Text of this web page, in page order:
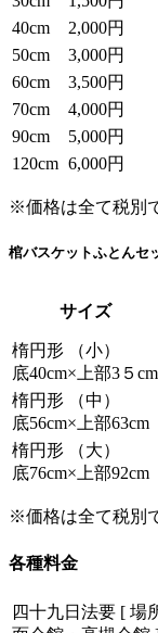
40cm
2,000円
50cm
3,000円
60cm
3,500円
70cm
4,000円
90cm
5,000円
120cm 6,000円
※価格は全て税別
棺バスケットふとんセ
サイズ
楕円形 （小）
底40cm×上部3５cm
楕円形 （中）
底56cm×上部63cm
楕円形 （大）
底76cm×上部92cm
※価格は全て税別
各種料金
四十九日法要 [ 場